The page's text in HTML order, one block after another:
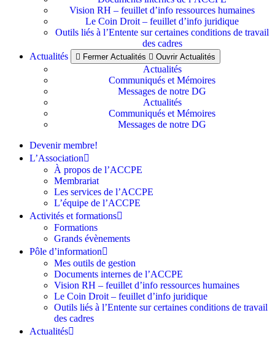
Vision RH – feuillet d’info ressources humaines
Le Coin Droit – feuillet d’info juridique
Outils liés à l’Entente sur certaines conditions de travail
des cadres
Actualités
Fermer Actualités Ouvrir Actualités
Actualités
Communiqués et Mémoires
Messages de notre DG
Actualités
Communiqués et Mémoires
Messages de notre DG
Devenir membre!
L’Association
À propos de l’ACCPE
Membrariat
Les services de l’ACCPE
L’équipe de l’ACCPE
Activités et formations
Formations
Grands évènements
Pôle d’information
Mes outils de gestion
Documents internes de l’ACCPE
Vision RH – feuillet d’info ressources humaines
Le Coin Droit – feuillet d’info juridique
Outils liés à l’Entente sur certaines conditions de travail
des cadres
Actualités